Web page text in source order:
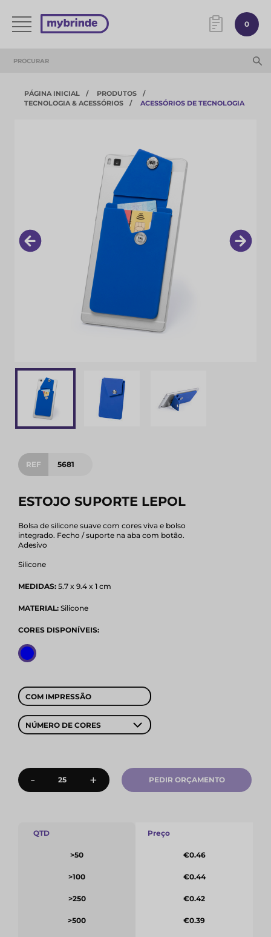
0
PÁGINA INICIAL
PRODUTOS
TECNOLOGIA & ACESSÓRIOS​
ACESSÓRIOS DE TECNOLOGIA
REF 5681
ESTOJO SUPORTE LEPOL
Bolsa de silicone suave com cores viva e bolso
integrado. Fecho / suporte na aba com botão.
Adesivo
Silicone
MEDIDAS: 5.7 x 9.4 x 1 cm
MATERIAL: Silicone
CORES DISPONÍVEIS:
COM IMPRESSÃO
NÚMERO DE CORES
- + PEDIR ORÇAMENTO
QTD
>50
>100
>250
>500
Preço
€0.46
€0.44
€0.42
€0.39